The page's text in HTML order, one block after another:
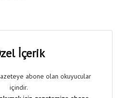
İçerik
abone olan okuyucular
içindir.